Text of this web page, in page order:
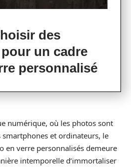
des
un cadre
personnalisé
numérique, où les photos sont
smartphones et ordinateurs, le
en verre personnalisés demeure
intemporelle d’immortaliser